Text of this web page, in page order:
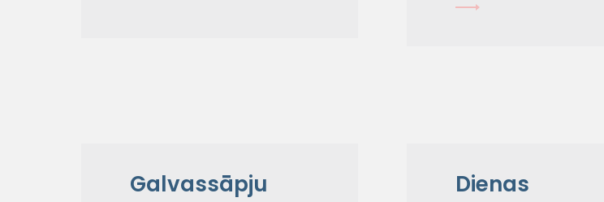
Galvassāpju
Dienas